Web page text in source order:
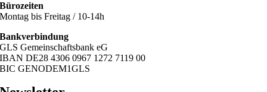
Bürozeiten
Montag bis Freitag / 10-14h
Bankverbindung
GLS Gemeinschaftsbank eG
IBAN DE28 4306 0967 1272 7119 00
BIC GENODEM1GLS